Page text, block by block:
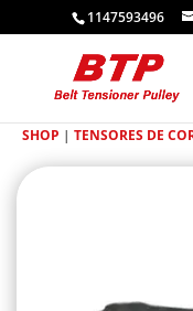
1147593496
SHOP | TENSORES DE